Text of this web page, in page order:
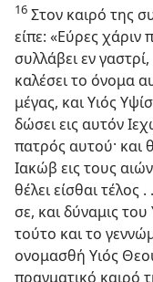
16 Στον καιρό της
είπε: «Εύρες χάριν
συλλάβει εν γαστρί,
καλέσει το όνομα
μέγας, και Υιός
δώσει εις αυτόν
πατρός αυτού· και
Ιακώβ εις τους
θέλει είσθαι τέλος
σε, και δύναμις του
τούτο και το
ονομασθή Υιός
πραγματικό καιρό